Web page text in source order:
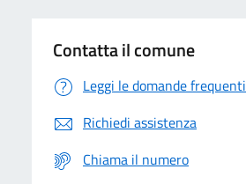
Contatta il comune
Leggi le domande frequenti
Richiedi assistenza
Chiama il numero